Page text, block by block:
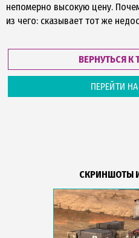
непомерно высокую цену.
из чего: сказывает тот же
ВЕРНУТЬСЯ К
ПЕРЕЙТИ
СКРИНШОТЫ